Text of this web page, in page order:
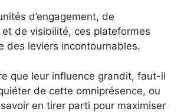
d’engagement, de
de visibilité, ces plateformes
des leviers incontournables.
que leur influence grandit, faut-il
de cette omniprésence, ou
en tirer parti pour maximiser